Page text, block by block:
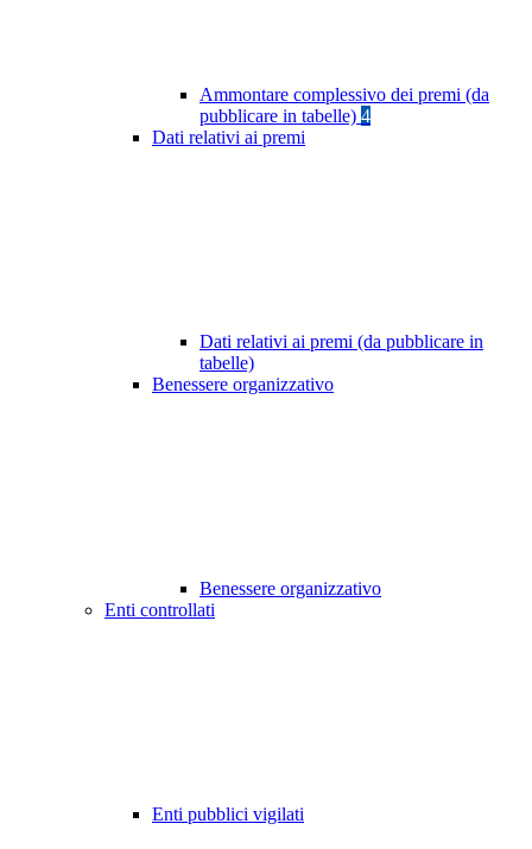
Ammontare complessivo dei premi (da
pubblicare in tabelle) 4
Dati relativi ai premi
Dati relativi ai premi (da pubblicare in
tabelle)
Benessere organizzativo
Benessere organizzativo
Enti controllati
Enti pubblici vigilati